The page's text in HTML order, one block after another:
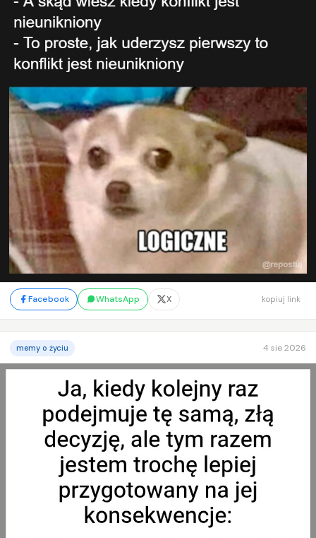
Facebook WhatsApp X kopiuj link
memy o życiu 4 sie 2026